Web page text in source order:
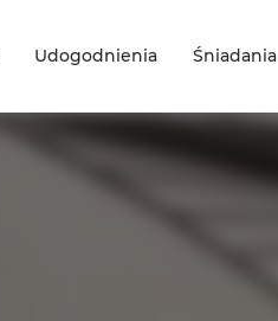
Udogodnienia Śniadania